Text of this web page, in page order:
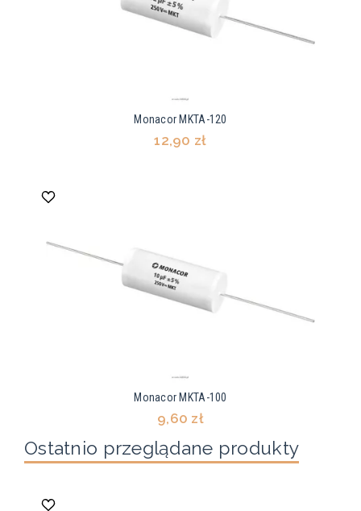
Monacor MKTA-120
12,90 zł
Monacor MKTA-100
9,60 zł
Ostatnio przeglądane produkty